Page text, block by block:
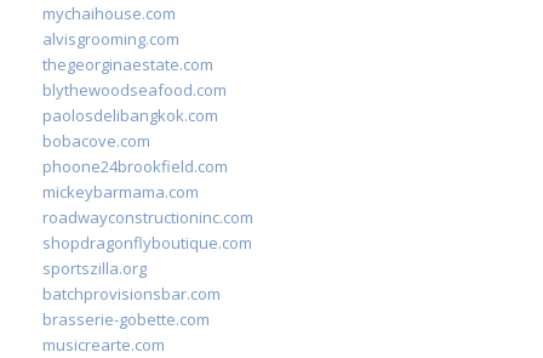
mychaihouse.com
alvisgrooming.com
thegeorginaestate.com
blythewoodseafood.com
paolosdelibangkok.com
bobacove.com
phoone24brookfield.com
mickeybarmama.com
roadwayconstructioninc.com
shopdragonflyboutique.com
sportszilla.org
batchprovisionsbar.com
brasserie-gobette.com
musicrearte.com